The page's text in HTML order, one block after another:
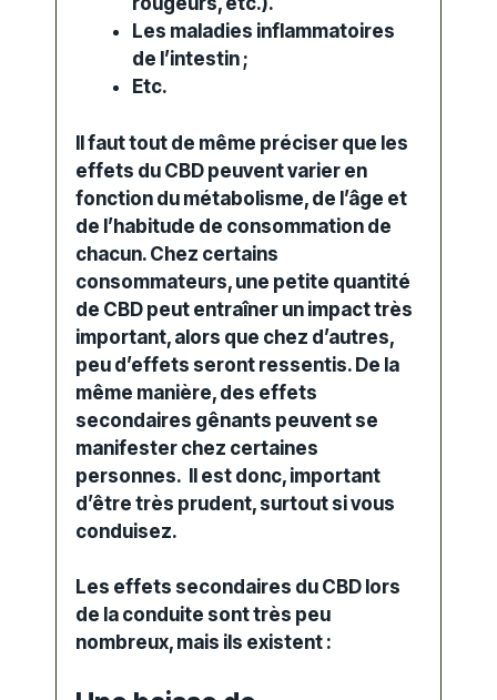
Les maladies inflammatoires
de l’intestin ;
Etc.
Il faut tout de même préciser que les
effets du CBD peuvent varier en
fonction du métabolisme, de l’âge et
de l’habitude de consommation de
chacun. Chez certains
consommateurs, une petite quantité
de CBD peut entraîner un impact très
important, alors que chez d’autres,
peu d’effets seront ressentis. De la
même manière, des effets
secondaires gênants peuvent se
manifester chez certaines
personnes. Il est donc, important
d’être très prudent, surtout si vous
conduisez.
Les effets secondaires du CBD lors
de la conduite sont très peu
nombreux, mais ils existent :